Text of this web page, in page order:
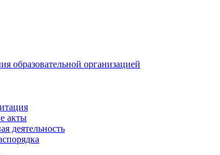
образовательной организацией
акты
деятельность